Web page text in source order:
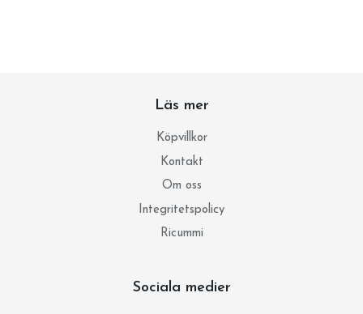
Läs mer
Köpvillkor
Kontakt
Om oss
Integritetspolicy
Ricummi
Sociala medier